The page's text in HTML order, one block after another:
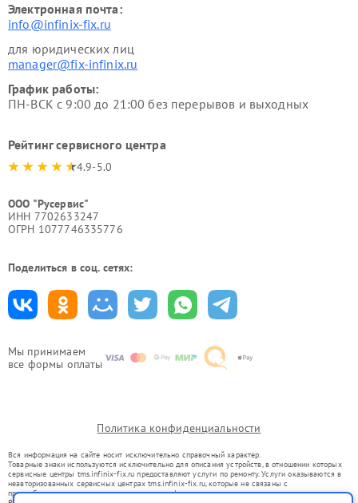
Мы принимаем
все формы оплаты
Электронная почта:
info@infinix-fix.ru
для юридических лиц
manager@fix-infinix.ru
График работы:
ПН-ВСК с 9:00 до 21:00 без перерывов и выходных
Рейтинг сервисного центра
4.9-5.0
ООО "Русервис"
ИНН 7702633247
ОГРН 1077746335776
Поделиться в соц. сетях:
Политика конфиденциальности
Вся информация на сайте носит исключительно справочный характер.
Товарные знаки используются исключительно для описания устройств, в отношении которых
сервисные центры tms.infinix-fix.ru предоставляют услуги по ремонту. Услуги оказываются в
неавторизованных сервисных центрах tms.infinix-fix.ru, которые не связаны с
правообладателями товарных знаков или их официальными представителями.